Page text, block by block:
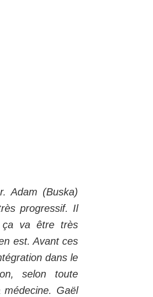
Adam (Buska)
progressif. Il
va être très
est. Avant ces
dans le
selon toute
Gaël